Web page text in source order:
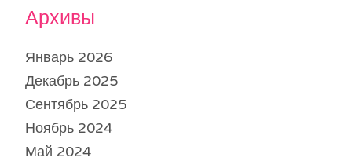
Архивы
Январь 2026
Декабрь 2025
Сентябрь 2025
Ноябрь 2024
Май 2024